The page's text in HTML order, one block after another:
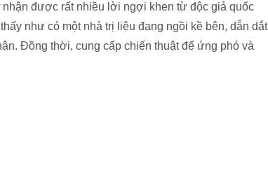
nhận được rất nhiều lời ngợi khen từ độc giả quốc
như có một nhà trị liệu đang ngồi kề bên, dẫn dắt
Đồng thời, cung cấp chiến thuật để ứng phó và